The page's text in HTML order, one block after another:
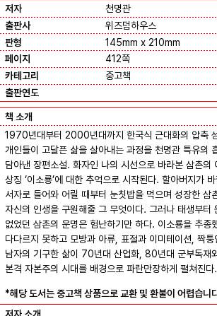
저자
천명관
출판사
위즈덤하우스
판형
145mm x 210mm
페이지
412쪽
카테고리
중고책
출판연도
책 소개
1970년대부터 2000년대까지 한국식 근대화의 압축
개인들이 고달픈 삶을 살아내는 과정을 천명관 특유의
담아낸 장편소설. 화자인 나의 시선으로 바라본 삼촌의
상징 ‘이소룡’에 대한 추억으로 시작된다. 할아버지가
서자로 들어와 어릴 때부터 눈칫밥을 먹으며 성장한 삼
자신의 인생을 구원해줄 그 무엇이다. 그러나 태생부터
없었던 삼촌의 운명은 험난하기만 하다. 이소룡을 추종
다다르지 못하고 모방과 아류, 표절과 이미테이션, 짝
남자의 기구한 삶이 70년대 산업화, 80년대 군부독재
본격 자본주의 시대를 배경으로 파란만장하게 펼쳐진다.
*해당 도서는 중고책 상품으로 교환 및 환불이 어렵습니
저자 소개